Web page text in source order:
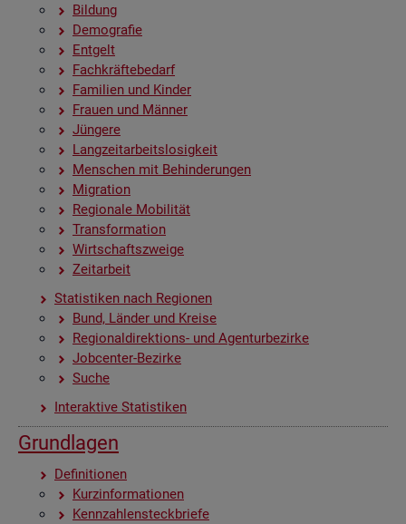
Bil­dung
De­mo­gra­fie
Ent­gelt
Fach­kräf­te­be­darf
Fa­mi­li­en und Kin­der
Frau­en und Män­ner
Jün­ge­re
Lang­zeit­ar­beits­lo­sig­keit
Men­schen mit Be­hin­de­run­gen
Mi­gra­ti­on
Re­gio­na­le Mo­bi­li­tät
Trans­for­ma­ti­on
Wirt­schafts­zwei­ge
Zeit­ar­beit
Sta­tis­ti­ken nach Re­gio­nen
Bund, Län­der und Krei­se
Re­gio­nal­di­rek­ti­ons- und Agen­tur­be­zir­ke
Job­cen­ter-Be­zir­ke
Suche
In­ter­ak­ti­ve Sta­tis­ti­ken
Grund­la­gen
De­fi­ni­tio­nen
Kurz­in­for­ma­tio­nen
Kenn­zah­len­steck­brie­fe